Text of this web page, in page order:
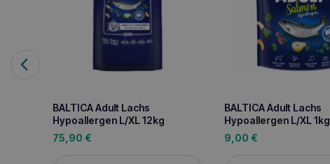
BALTICA Adult Lachs
Hypoallergen L/XL 12kg
75,90 €
BALTICA Adult Lachs
Hypoallergen L/XL 1kg
9,00 €